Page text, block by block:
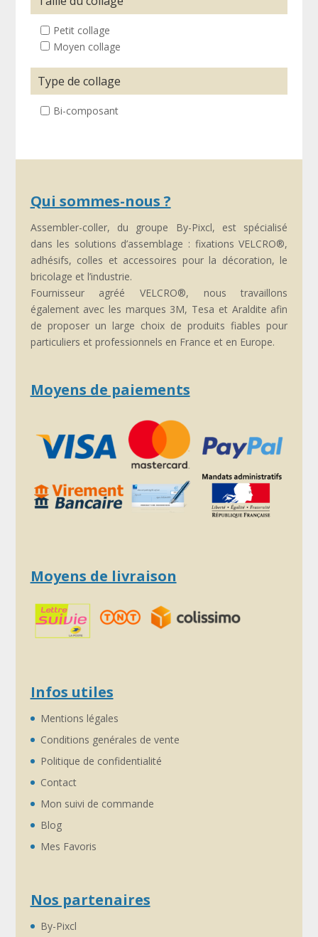
Petit collage
Moyen collage
Type de collage
Bi-composant
Qui sommes-nous ?
Assembler-coller, du groupe By-Pixcl, est spécialisé
dans les solutions d’assemblage : fixations VELCRO®,
adhésifs, colles et accessoires pour la décoration, le
bricolage et l’industrie.
Fournisseur agréé VELCRO®, nous travaillons
également avec les marques 3M, Tesa et Araldite afin
de proposer un large choix de produits fiables pour
particuliers et professionnels en France et en Europe.
Moyens de paiements
Moyens de livraison
Infos utiles
Mentions légales
Conditions genérales de vente
Politique de confidentialité
Contact
Mon suivi de commande
Blog
Mes Favoris
Nos partenaires
By-Pixcl